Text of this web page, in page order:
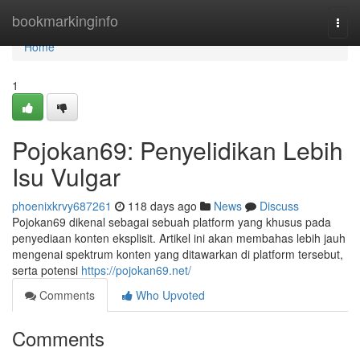
bookmarkinginfo
Home
Home
1
Pojokan69: Penyelidikan Lebih
Isu Vulgar
phoenixkrvy687261 118 days ago News
Discuss
Pojokan69 dikenal sebagai sebuah platform yang khusus pada
penyediaan konten eksplisit. Artikel ini akan membahas lebih jauh
mengenai spektrum konten yang ditawarkan di platform tersebut,
serta potensi https://pojokan69.net/
Comments
Who Upvoted
Comments